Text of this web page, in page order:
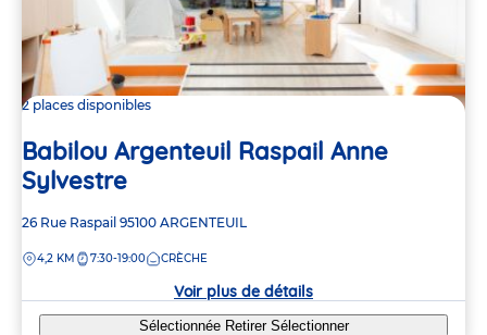
2 places disponibles
Babilou Argenteuil Raspail Anne
Sylvestre
Adresse
la
26 Rue Raspail 95100 ARGENTEUIL
DISTANCE
4,2 KM 7:30-19:00 CRÈCHE
Voir plus de détails
Sélectionnée Retirer Sélectionner